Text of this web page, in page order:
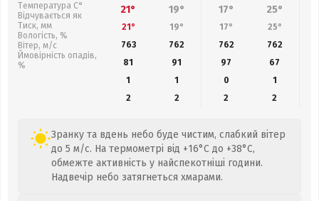
Температура С°
Відчувається як
Тиск, мм
Вологість, %
Вітер, м/с
Ймовірність опадів,
%
21° 19° 17° 25°
21° 19° 17° 25°
763
762 762 762
81
91 97
67
1
1 0
1
2
2 2 2
Зранку та вдень небо буде чистим, слабкий вітер
до 5 м/с. На термометрі від +16°C до +38°C,
обмежте активність у найспекотніші години.
Надвечір небо затягнеться хмарами.